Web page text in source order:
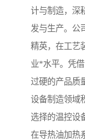
计与制造，深
发与生产。公
精英，在工艺
业*水平。凭
过硬的产品质
设备制造领域
选择的温控设
在导热油加热